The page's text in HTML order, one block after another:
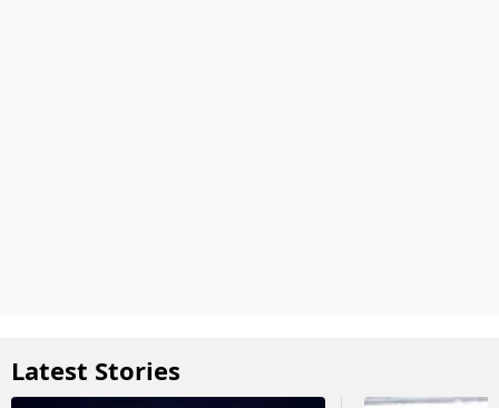
Latest Stories